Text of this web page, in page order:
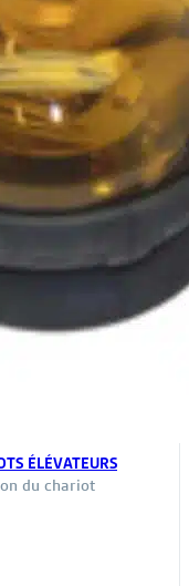
ÉLÉVATEURS
du chariot